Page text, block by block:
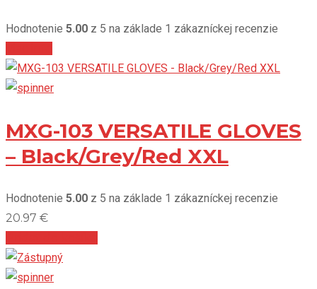
Hodnotenie 5.00 z 5 na základe 1 zákazníckej recenzie
MXG-103 VERSATILE GLOVES
– Black/Grey/Red XXL
Hodnotenie 5.00 z 5 na základe 1 zákazníckej recenzie
20.97 €